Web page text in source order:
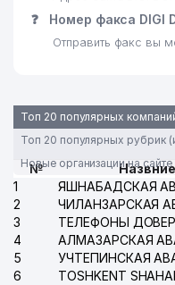
29 DILRUZ ООО
31
32 ОТДЕЛЕНИЕ
BAMBI LAND ООО
LAZOKAT ЧП
MARCO POLO
❓ Номер факса DIGI
Отправить факс вы
Топ 20 популярных
Топ 20 популярных рубрик
Новые организации на сайте
№
Назвние
1
2
3
4
5
6